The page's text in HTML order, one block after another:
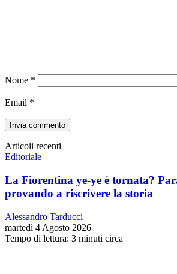
Nome *
Email *
Articoli recenti
Editoriale
La Fiorentina ye-ye è tornata?
provando a riscrivere la storia
Alessandro Tarducci
martedì 4 Agosto 2026
Tempo di lettura: 3 minuti circa